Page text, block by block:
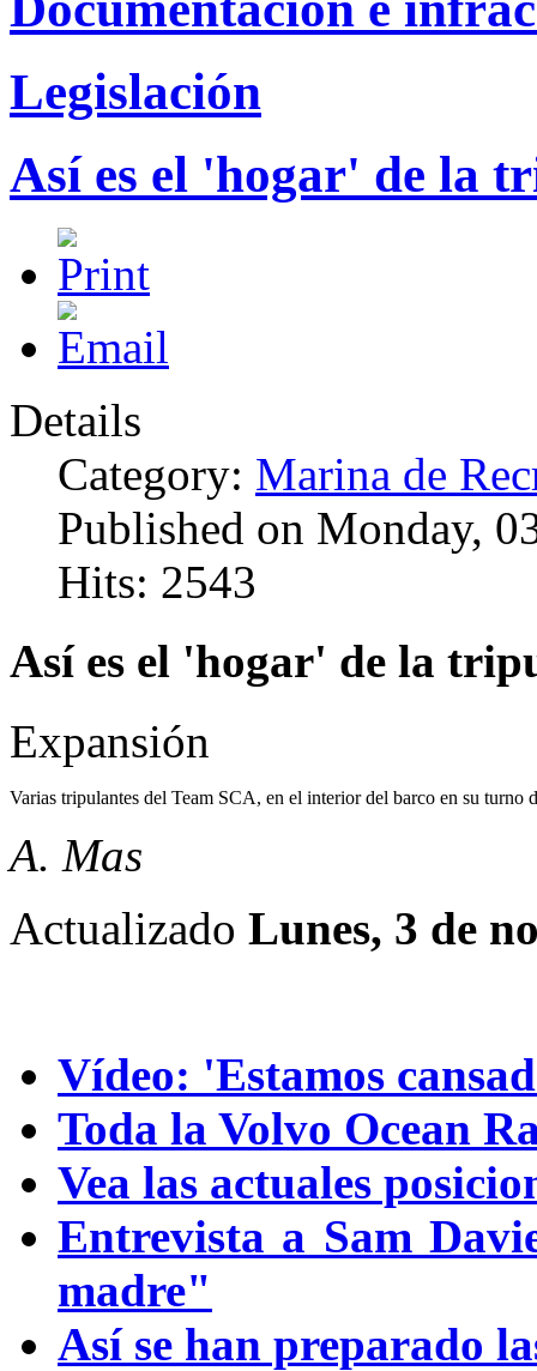
Legislación
Así es el 'hogar' de la
Details
Category: Marina de
Published on Monday,
Hits: 2543
Así es el 'hogar' de la
Expansión
Varias tripulantes del Team SCA, en el interior del barco en su turno
A. Mas
Actualizado Lunes, 3 de
Vídeo: 'Estamos
Toda la Volvo Ocean
Vea las actuales
Entrevista a Sam
madre"
Así se han preparado